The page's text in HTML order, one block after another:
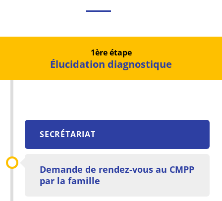
1ère étape
Élucidation diagnostique
SECRÉTARIAT
Demande de rendez-vous au CMPP
par la famille